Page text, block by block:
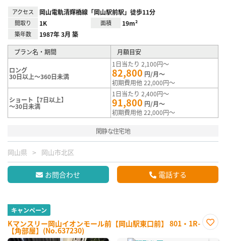
アクセス 岡山電軌清輝橋線「岡山駅前駅」徒歩11分
間取り 1K 面積 19m²
築年数 1987年 3月 築
プラン名・期間 月額目安
ロング
30日以上～360日未満
1日当たり 2,100円～
82,800 円/月～
初期費用他 22,000円～
ショート【7日以上】
～30日未満
1日当たり 2,400円～
91,800 円/月～
初期費用他 22,000円～
閑静な住宅地
岡山県 岡山市北区
お問合わせ 電話する
キャンペーン
Kマンスリー岡山イオンモール前【岡山駅東口前】 801・1R-
【角部屋】(No.637230)